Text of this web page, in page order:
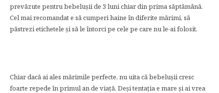
prevăzute pentru bebelușii de 3 luni chiar din prima săptămână.
Cel mai recomandat e să cumperi haine în diferite mărimi, să
păstrezi etichetele și să le întorci pe cele pe care nu le-ai folosit.
Chiar dacă ai ales mărimile perfecte, nu uita că bebelușii cresc
foarte repede în primul an de viață. Deși tentația e mare și ai vrea